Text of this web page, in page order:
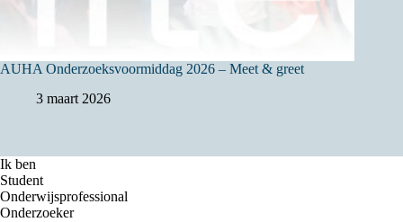
AUHA Onderzoeksvoormiddag 2026 – Meet & greet
3 maart 2026
Ik ben
Student
Onderwijsprofessional
Onderzoeker